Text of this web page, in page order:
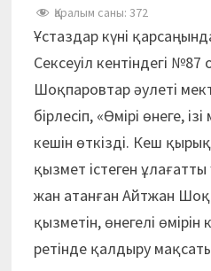
Қаралым саны: 372
Ұстаздар күні
Сексеуіл кентіндегі №87
Шоқпаровтар әулеті
бірлесіп, «Өмірі өнеге,
кешін өткізді. Кеш
қызмет істеген
жан атанған Айтжан
қызметін, өнегелі өмірін
ретінде қалдыру